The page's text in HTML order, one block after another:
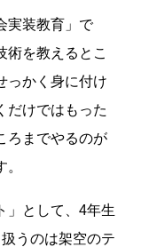
実装教育」で
術を教えるとこ
っかく身に付け
だけではもった
ろまでやるのが
」として、4年生
うのは架空のテ